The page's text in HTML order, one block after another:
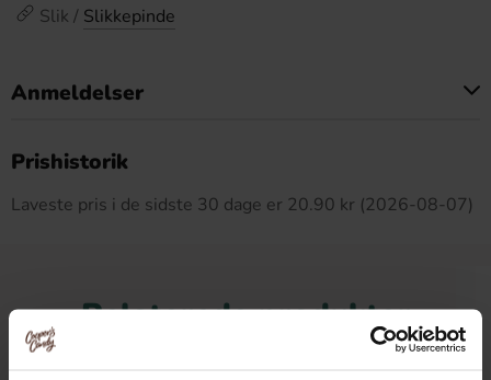
Slik / Slikkepinde
Anmeldelser
Prishistorik
Laveste pris i de sidste 30 dage er 20.90 kr (2026-08-07)
Relaterede produkter